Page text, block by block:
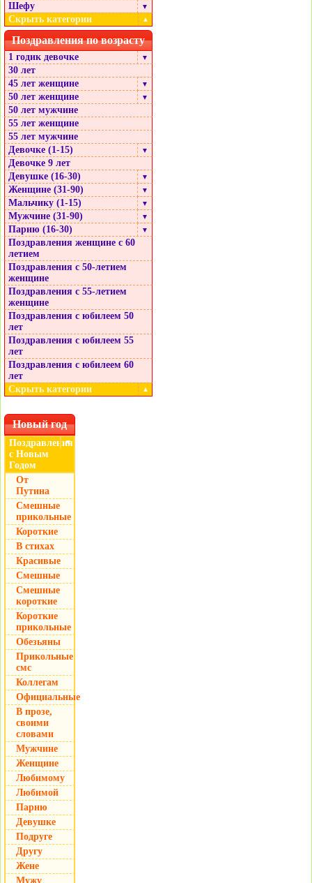
Шефу
▼
Скрыть категории ▲
Поздравления по возрасту
1 годик девочке ▼
30 лет
45 лет женщине
▼
50 лет женщине ▼
50 лет мужчине
55 лет женщине
55 лет мужчине
Девочке (1-15)
▼
Девочке 9 лет
Девушке (16-30)
▼
Женщине (31-90) ▼
Мальчику (1-15) ▼
Мужчине (31-90) ▼
Парню (16-30) ▼
Поздравления женщине с 60
летием
Поздравления с 50-летием
женщине
Поздравления с 55-летием
женщине
Поздравления с юбилеем 50
лет
Поздравления с юбилеем 55
лет
Поздравления с юбилеем 60
лет
Скрыть категории
▲
Новый год
Поздравления
с Новым
Годом
▼
От
Путина
Смешные
прикольные
Короткие
В стихах
Красивые
Смешные
Смешные
короткие
Короткие
прикольные
Обезьяны
Прикольные
смс
Коллегам
Официальные
В прозе,
своими
словами
Мужчине
Женщине
Любимому
Любимой
Парню
Девушке
Подруге
Другу
Жене
Мужу